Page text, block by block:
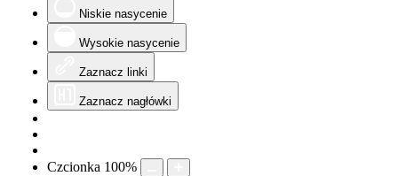
Niskie nasycenie
Wysokie nasycenie
Zaznacz linki
Zaznacz nagłówki
Czcionka 100%